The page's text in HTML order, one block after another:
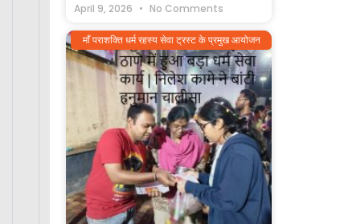
April 9, 2026 No Comments
माँ पराशक्ति धर्म रहस्य सेवा ट्रस्ट के प्रमुख आयोजन